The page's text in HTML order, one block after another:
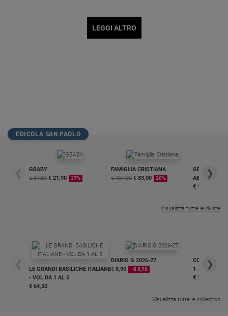
LEGGI ALTRO
EDICOLA SAN PAOLO
❮
GBABY
€ 34,80 € 21,90 37%
FAMIGLIA CRISTIANA
€ 104,00 € 83,00 20%
GBABY
€ 16,99
❯
Visualizza tutte le riviste
❮
LE GRANDI BASILICHE ITALIANE
- VOL DA 1 AL 5
€ 64,50
DIARIO G 2026-27
€ 8,90
- € 8,90
COLLANA
1 - 2
€ 18,50
❯
Visualizza tutte le collection